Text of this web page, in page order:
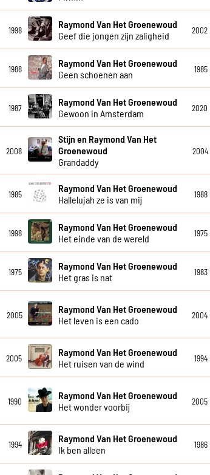
1998
Raymond Van Het Groenewoud
Geef die jongen zijn zaligheid
2002
1988
Raymond Van Het Groenewoud
Geen schoenen aan
1985
1987
Raymond Van Het Groenewoud
Gewoon in Amsterdam
2020
2008
Stijn en Raymond Van Het
Groenewoud
Grandaddy
2004
1985
Raymond Van Het Groenewoud
Hallelujah ze is van mij
1988
1998
Raymond Van Het Groenewoud
Het einde van de wereld
1975
1975
Raymond Van Het Groenewoud
Het gras is nat
1983
2005
Raymond Van Het Groenewoud
Het leven is een cado
2004
2005
Raymond Van Het Groenewoud
Het ruisen van de wind
1994
1990
Raymond Van Het Groenewoud
Het wonder voorbij
2005
1994
Raymond Van Het Groenewoud
Ik ben alleen
1986